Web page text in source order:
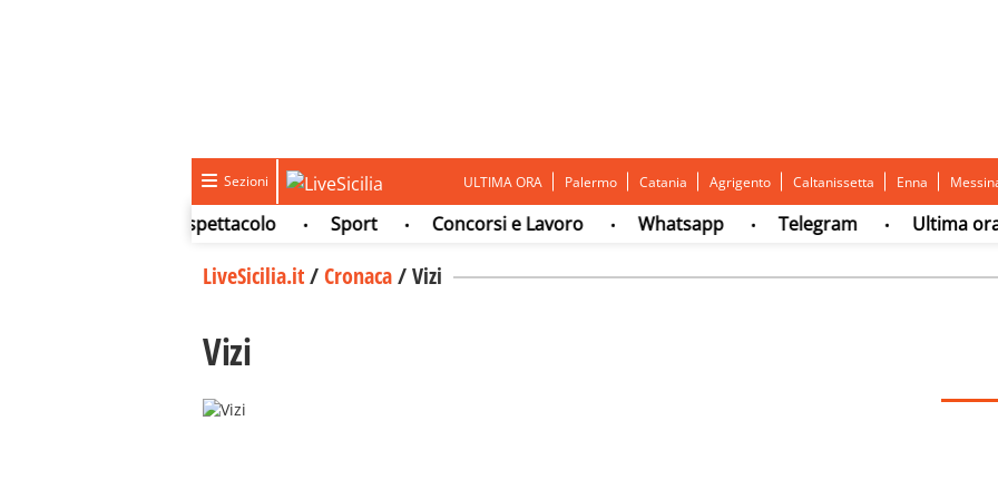
Sezioni ULTIMA ORA Palermo Catania Agrigento Caltanissetta Enna
Cultura e spettacolo • Sport • Concorsi e Lavoro • Whatsapp • Telegram • Ultima ora •
LiveSicilia.it/Cronaca/Vizi
Vizi